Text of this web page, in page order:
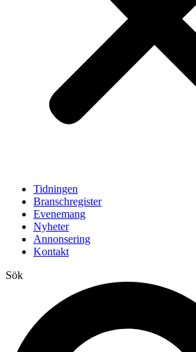
Tidningen
Branschregister
Evenemang
Nyheter
Annonsering
Kontakt
Sök